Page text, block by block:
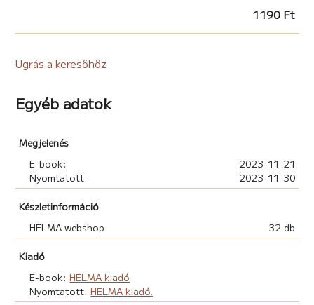
1190 Ft
Ugrás a keresőhöz
Egyéb adatok
Megjelenés
E-book:
2023-11-21
Nyomtatott:
2023-11-30
Készletinformáció
HELMA webshop
32 db
Kiadó
E-book: HELMA kiadó
Nyomtatott: HELMA kiadó.